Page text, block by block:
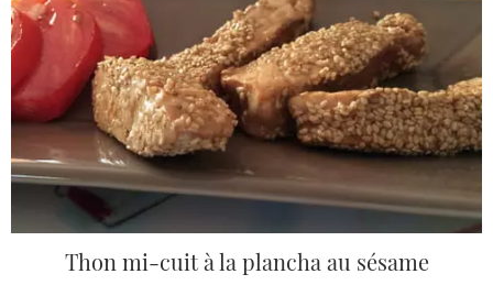
Thon mi-cuit à la plancha au sésame